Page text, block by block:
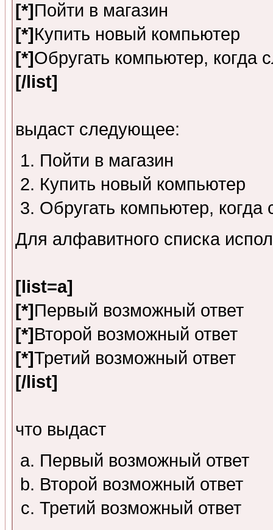
[*]Пойти в магазин
[*]Купить новый компьютер
[*]Обругать компьютер, когда
[/list]
выдаст следующее:
Пойти в магазин
Купить новый компьютер
Обругать компьютер, когда
Для алфавитного списка
[list=a]
[*]Первый возможный ответ
[*]Второй возможный ответ
[*]Третий возможный ответ
[/list]
что выдаст
Первый возможный ответ
Второй возможный ответ
Третий возможный ответ